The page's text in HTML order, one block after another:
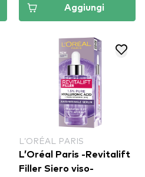
Aggiungi
L’ORÉAL PARIS
L’Oréal Paris -Revitalift
Filler Siero viso-